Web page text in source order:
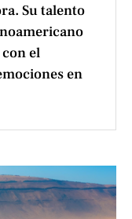
Su talento
el
en